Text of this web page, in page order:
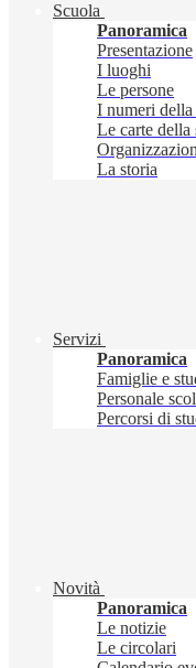
Scuola
Panoramica
Presentazione
I luoghi
Le persone
I numeri della
Le carte della
La storia
Servizi
Panoramica
Famiglie e
Personale
Percorsi di
Novità
Panoramica
Le notizie
Le circolari